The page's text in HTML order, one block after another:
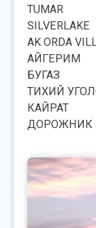
TUMAR
SILVERLAKE
AK ORDA
АЙГЕРИМ
БУГАЗ
ТИХИЙ
КАЙРАТ
ДОРОЖНИК